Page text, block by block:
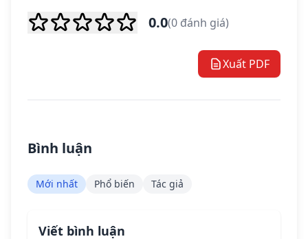
0.0(0 đánh giá)
Xuất PDF
Bình luận
Mới nhất Phổ biến Tác giả
Viết bình luận